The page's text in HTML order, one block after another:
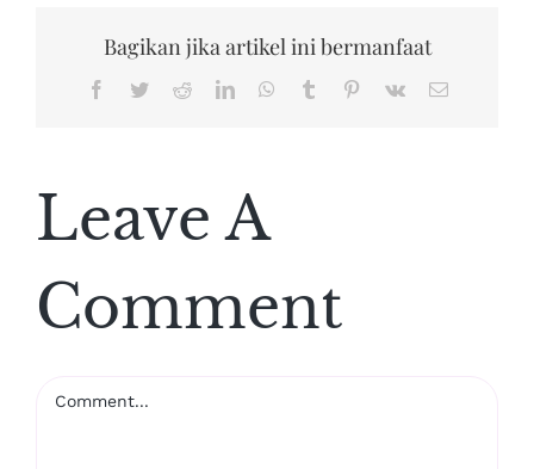
Bagikan jika artikel ini bermanfaat
Facebook
TwitterRedditLinkedInWhatsApp
Tumblr Pinterest
Vk Email
Leave A
Comment